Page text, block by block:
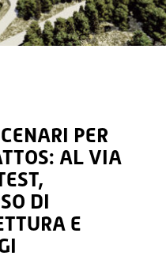
PER
AL VIA
DI
E